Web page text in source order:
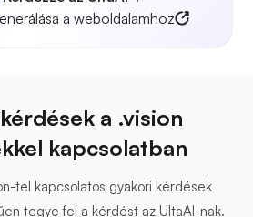
a weboldalamhoz
a .vision
kapcsolatban
tel kapcsolatos gyakori kérdések
tegye fel a kérdést az UltaAI-nak.